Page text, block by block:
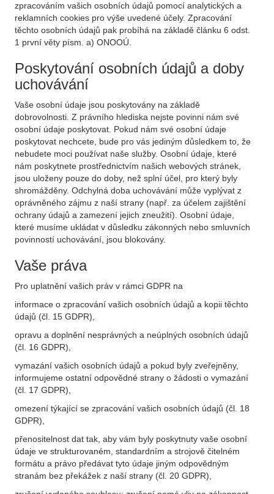
zpracováním vašich osobních údajů pomocí analytických a
reklamních cookies pro výše uvedené účely. Zpracování
těchto osobních údajů pak probíhá na základě článku 6 odst.
1 první věty písm. a) ONOOÚ.
Poskytování osobních údajů a doby
uchovávání
Vaše osobní údaje jsou poskytovány na základě
dobrovolnosti. Z právního hlediska nejste povinni nám své
osobní údaje poskytovat. Pokud nám své osobní údaje
poskytovat nechcete, bude pro vás jediným důsledkem to, že
nebudete moci používat naše služby. Osobní údaje, které
nám poskytnete prostřednictvím našich webových stránek,
jsou uloženy pouze do doby, než splní účel, pro který byly
shromážděny. Odchylná doba uchovávání může vyplývat z
oprávněného zájmu z naší strany (např. za účelem zajištění
ochrany údajů a zamezení jejich zneužití). Osobní údaje,
které musíme ukládat v důsledku zákonných nebo smluvních
povinností uchovávání, jsou blokovány.
Vaše práva
Pro uplatnění vašich práv v rámci GDPR na
informace o zpracování vašich osobních údajů a kopii těchto
údajů (čl. 15 GDPR),
opravu a doplnění nesprávných a neúplných osobních údajů
(čl. 16 GDPR),
vymazání vašich osobních údajů a pokud byly zveřejněny,
informujeme ostatní odpovědné strany o žádosti o vymazání
(čl. 17 GDPR),
omezení týkající se zpracování vašich osobních údajů (čl. 18
GDPR),
přenositelnost dat tak, aby vám byly poskytnuty vaše osobní
údaje ve strukturovaném, standardním a strojově čitelném
formátu a právo předávat tyto údaje jiným odpovědným
stranám bez překážek z naší strany (čl. 20 GDPR),